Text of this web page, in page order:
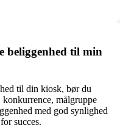
beliggenhed til min
til din kiosk, bør du
målgruppe
med god synlighed
succes.